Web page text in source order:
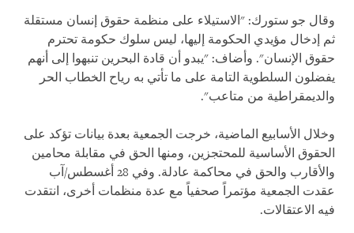
وقال جو ستورك: "الاستيلاء على منظمة حقوق إنسان مستقلة
ثم إدخال مؤيدي الحكومة إليها، ليس سلوك حكومة تحترم
حقوق الإنسان". وأضاف: "يبدو أن قادة البحرين تنبهوا إلى أنهم
يفضلون السلطوية التامة على ما تأتي به رياح الخطاب الحر
والديمقراطية من متاعب".
وخلال الأسابيع الماضية، خرجت الجمعية بعدة بيانات تؤكد على
الحقوق الأساسية للمحتجزين، ومنها الحق في مقابلة محامين
والأقارب والحق في محاكمة عادلة. وفي 28 أغسطس/آب
عقدت الجمعية مؤتمراً صحفياً مع عدة منظمات أخرى، انتقدت
فيه الاعتقالات.